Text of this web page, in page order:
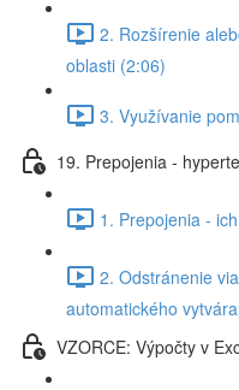
2. Rozšírenie
oblasti (2:06)
3. Využívanie
19. Prepojenia -
1. Prepojenia -
2. Odstránenie
automatického
VZORCE: Výpočty v